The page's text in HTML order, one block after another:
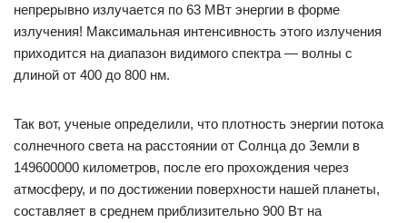
непрерывно излучается по 63 МВт энергии в форме
излучения! Максимальная интенсивность этого излучения
приходится на диапазон видимого спектра — волны с
длиной от 400 до 800 нм.
Так вот, ученые определили, что плотность энергии потока
солнечного света на расстоянии от Солнца до Земли в
149600000 километров, после его прохождения через
атмосферу, и по достижении поверхности нашей планеты,
составляет в среднем приблизительно 900 Вт на